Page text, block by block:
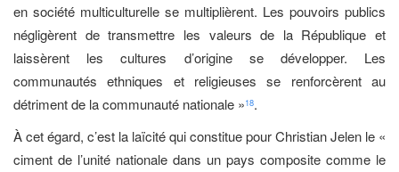
en société multiculturelle se multiplièrent. Les pouvoirs publics
négligèrent de transmettre les valeurs de la République et
laissèrent les cultures d’origine se développer. Les
communautés ethniques et religieuses se renforcèrent au
détriment de la communauté nationale »18.
À cet égard, c’est la laïcité qui constitue pour Christian Jelen le «
ciment de l’unité nationale dans un pays composite comme le